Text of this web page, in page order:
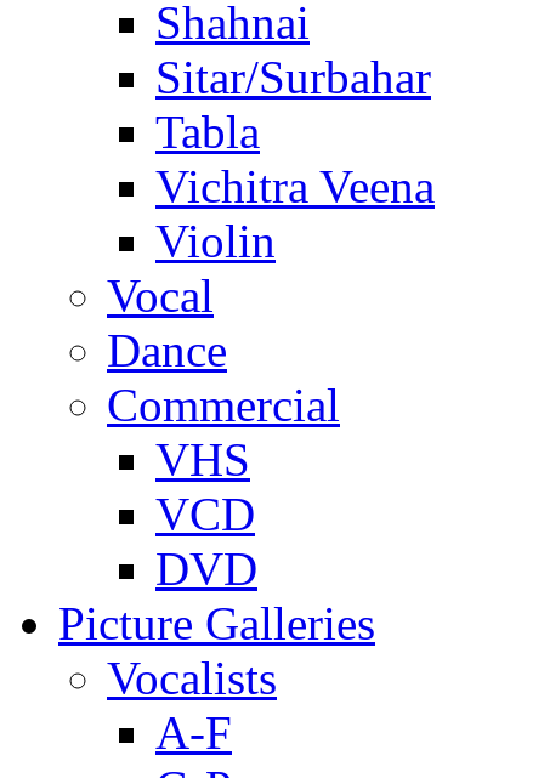
Shahnai
Sitar/Surbahar
Tabla
Vichitra Veena
Violin
Vocal
Dance
Commercial
VHS
VCD
DVD
Picture Galleries
Vocalists
A-F